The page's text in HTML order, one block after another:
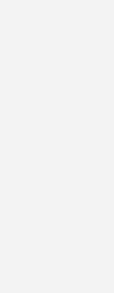
stagnieren seit Mitte
Marktanteile an die
hohe
einer Belebung des
der
im
zurück auf
2025:
% gestiegen
– Teil 1)
– Teil 2)